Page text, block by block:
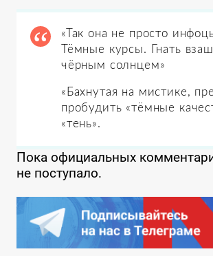
«Так она не просто
Тёмные курсы. Гнать
чёрным солнцем»
«Бахнутая на мистике,
пробудить «тёмные
«тень».
Пока официальных
не поступало.